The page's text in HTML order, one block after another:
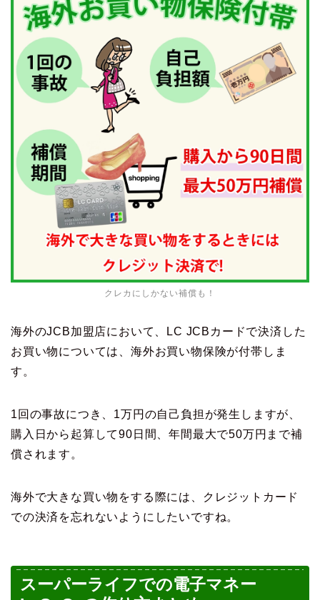
クレカにしかない補償も！
海外のJCB加盟店において、LC JCBカードで決済した
お買い物については、海外お買い物保険が付帯しま
す。
1回の事故につき、1万円の自己負担が発生しますが、
購入日から起算して90日間、年間最大で50万円まで補
償されます。
海外で大きな買い物をする際には、クレジットカード
での決済を忘れないようにしたいですね。
スーパーライフでの電子マネー